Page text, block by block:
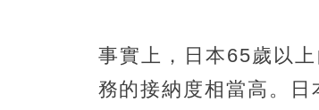
事實上，日本65歲以
務的接納度相當高。